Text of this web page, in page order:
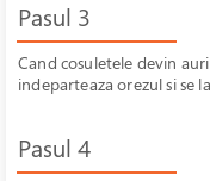
Pasul 3
Cand cosuletele devin
indeparteaza orezul si se
Pasul 4